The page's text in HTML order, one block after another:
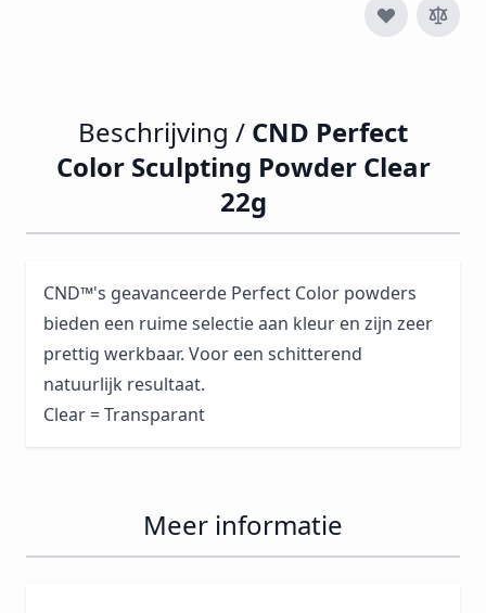
Beschrijving / CND Perfect
Color Sculpting Powder Clear
22g
CND™'s geavanceerde Perfect Color powders
bieden een ruime selectie aan kleur en zijn zeer
prettig werkbaar. Voor een schitterend
natuurlijk resultaat.
Clear = Transparant
Meer informatie